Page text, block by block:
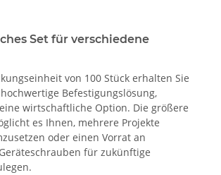
Set für verschiedene
von 100 Stück erhalten Sie
Befestigungslösung,
wirtschaftliche Option. Die größere
es Ihnen, mehrere Projekte
oder einen Vorrat an
für zukünftige